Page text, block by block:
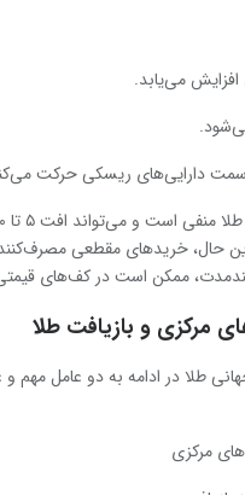
افزایش می‌یابد.
سمت دارایی‌های ریسکی حرکت
حال، خریدهای مقطعی
ممکن است در کف‌های قیمتی
مرکزی و بازیافت طلا
طلا در ادامه به دو عامل مهم و
مرکزی